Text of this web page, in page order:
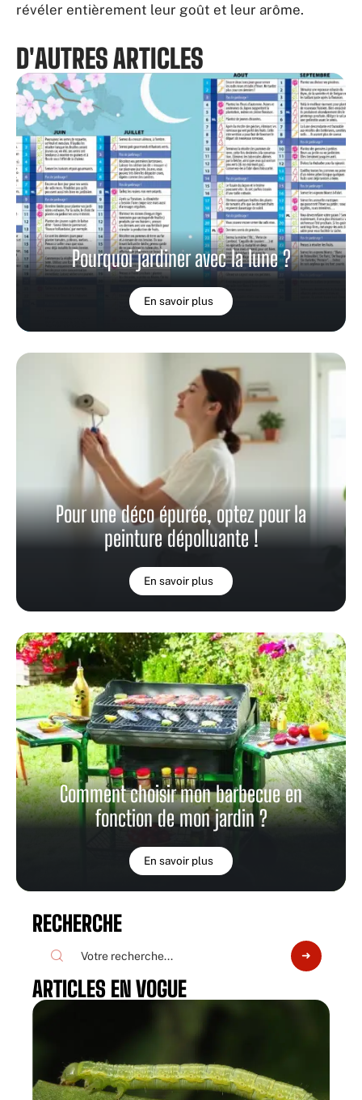
révéler entièrement leur goût et leur arôme.
D'AUTRES ARTICLES
Pourquoi jardiner avec la lune ?
En savoir plus
Pour une déco épurée, optez pour la
peinture dépolluante !
En savoir plus
Comment choisir mon barbecue en
fonction de mon jardin ?
En savoir plus
RECHERCHE
ARTICLES EN VOGUE